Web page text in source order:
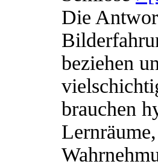
Die
beziehen
brauchen